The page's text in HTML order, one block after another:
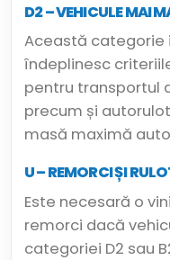
D2 – VEHICULE MAI
Această categorie
îndeplinesc
pentru transportul
precum și
masă maximă
U – REMORCI ȘI
Este necesară o
remorci dacă
categoriei D2 sau